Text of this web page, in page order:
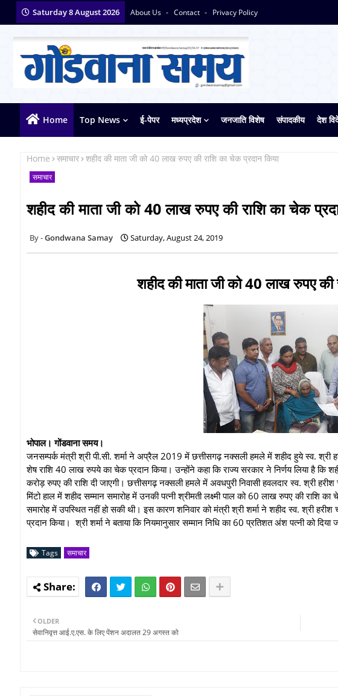
Saturday 8 August 2026 About Us Contact Privacy Policy
Home Top News ई-पेपर मध्यप्रदेश जनजाति विशेष संपादकीय देश
Home समाचार शहीद की माता जी को 40 लाख रुपए की राशि का चेक प्रदान किया
समाचार
शहीद की माता जी को 40 लाख रुपए की राशि का चेक
Gondwana Samay Saturday, August 24, 2019
शहीद की माता जी को 40 लाख रुपए की
भोपाल। गोंडवाना समय।
जनसम्‍पर्क मंत्री श्री पी.सी. शर्मा ने अप्रैल 2019 में छत्तीसगढ़ नक्सली हमले में शहीद हुये स्व. श्री
शेष राशि 40 लाख रुपये का चेक प्रदान किया। उन्होंने कहा कि राज्य सरकार ने निर्णय लिया है कि
करोड़ रुपए की राशि दी जाएगी। छत्तीसगढ़ नक्सली हमले में अवधपुरी निवासी हवलदार स्व. श्री
मिंटो हाल में शहीद सम्मान समारोह में उनकी पत्नी श्रीमती लक्ष्मी पाल को 60 लाख रुपए की राशि
समारोह में उपस्थित नहीं हो सकी थी। इस कारण शनिवार को मंत्री श्री शर्मा ने शहीद स्व. श्री
प्रदान किया। श्री शर्मा ने बताया कि नियमानुसार सम्मान निधि का 60 प्रतिशत अंश पत्नी को
Tags समाचार
OLDER
सेवानिवृत्त आई.ए.एस. के लिए पेंशन अदालत 29 अगस्त को